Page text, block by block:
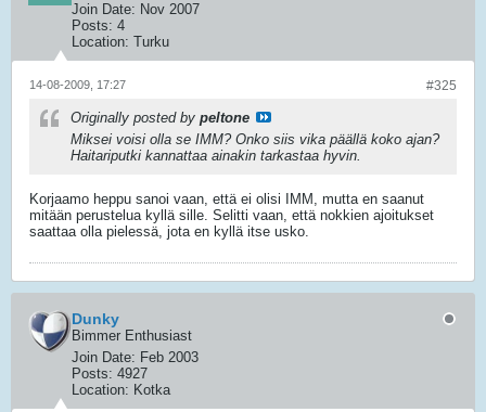
Join Date: Nov 2007
Posts: 4
Location: Turku
#325
14-08-2009, 17:27
Originally posted by peltone
Miksei voisi olla se IMM? Onko siis vika päällä koko ajan?
Haitariputki kannattaa ainakin tarkastaa hyvin.
Korjaamo heppu sanoi vaan, että ei olisi IMM, mutta en saanut
mitään perustelua kyllä sille. Selitti vaan, että nokkien ajoitukset
saattaa olla pielessä, jota en kyllä itse usko.
Dunky
Bimmer Enthusiast
Join Date: Feb 2003
Posts: 4927
Location: Kotka